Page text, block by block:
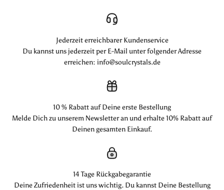
Jederzeit erreichbarer Kundenservice
Du kannst uns jederzeit per E-Mail unter folgender Adresse
erreichen: info@soulcrystals.de
10 % Rabatt auf Deine erste Bestellung
Melde Dich zu unserem Newsletter an und erhalte 10% Rabatt auf
Deinen gesamten Einkauf.
14 Tage Rückgabegarantie
Deine Zufriedenheit ist uns wichtig. Du kannst Deine Bestellung